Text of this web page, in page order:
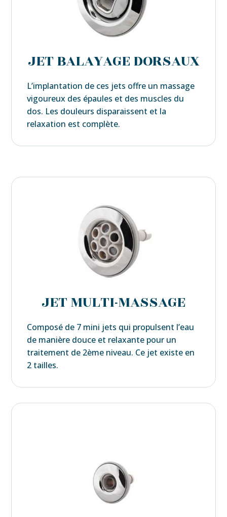
JET BALAYAGE DORSAUX
L’implantation de ces jets offre un massage
vigoureux des épaules et des muscles du
dos. Les douleurs disparaissent et la
relaxation est complète.
JET MULTI-MASSAGE
Composé de 7 mini jets qui propulsent l’eau
de manière douce et relaxante pour un
traitement de 2ème niveau. Ce jet existe en
2 tailles.